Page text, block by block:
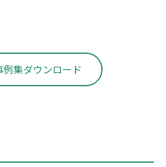
例集ダウンロード